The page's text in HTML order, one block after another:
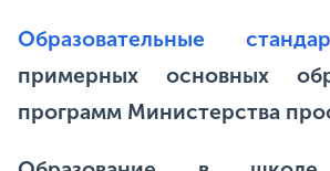
Образовательные
примерных основных
программ Министерства